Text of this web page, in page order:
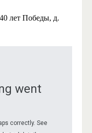
лет Победы, д.
went
correctly. See